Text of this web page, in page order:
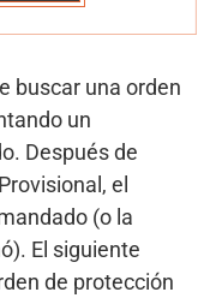
buscar una orden
un
Después de
el
(o la
El siguiente
de protección